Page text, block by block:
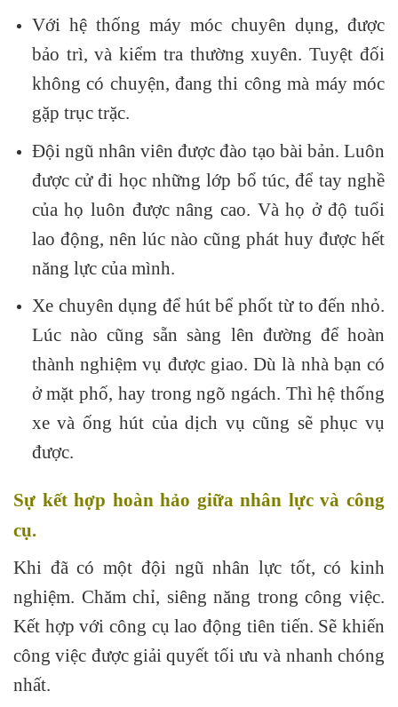
Với hệ thống máy móc chuyên dụng, được
bảo trì, và kiểm tra thường xuyên. Tuyệt đối
không có chuyện, đang thi công mà máy móc
gặp trục trặc.
Đội ngũ nhân viên được đào tạo bài bản. Luôn
được cử đi học những lớp bổ túc, để tay nghề
của họ luôn được nâng cao. Và họ ở độ tuổi
lao động, nên lúc nào cũng phát huy được hết
năng lực của mình.
Xe chuyên dụng để hút bể phốt từ to đến nhỏ.
Lúc nào cũng sẵn sàng lên đường để hoàn
thành nghiệm vụ được giao. Dù là nhà bạn có
ở mặt phố, hay trong ngõ ngách. Thì hệ thống
xe và ống hút của dịch vụ cũng sẽ phục vụ
được.
Sự kết hợp hoàn hảo giữa nhân lực và công
cụ.
Khi đã có một đội ngũ nhân lực tốt, có kinh
nghiệm. Chăm chỉ, siêng năng trong công việc.
Kết hợp với công cụ lao động tiên tiến. Sẽ khiến
công việc được giải quyết tối ưu và nhanh chóng
nhất.